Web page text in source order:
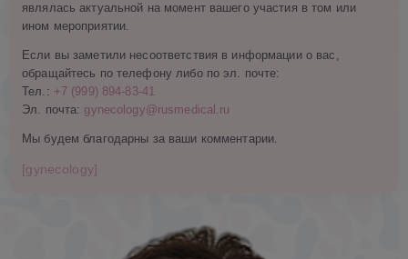
являлась актуальной на момент вашего участия в том или
ином мероприятии.
Если вы заметили несоответствия в информации о вас,
обращайтесь по телефону либо по эл. почте:
Тел.: +7 (999) 894-83-41
Эл. почта: gynecology@rusmedical.ru
Мы будем благодарны за ваши комментарии.
[gynecology]